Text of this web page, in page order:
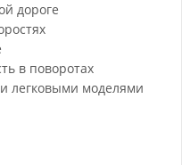
дороге
в поворотах
легковыми моделями